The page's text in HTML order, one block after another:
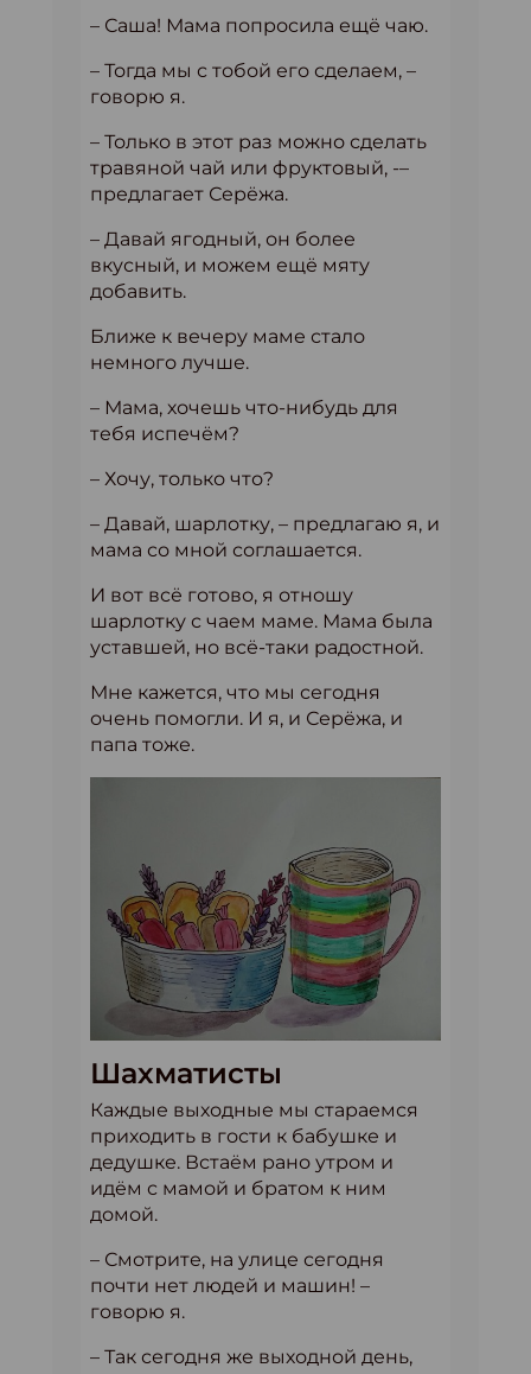
– Саша! Мама попросила ещё чаю.
– Тогда мы с тобой его сделаем, –
говорю я.
– Только в этот раз можно сделать
травяной чай или фруктовый, -–
предлагает Серёжа.
– Давай ягодный, он более
вкусный, и можем ещё мяту
добавить.
Ближе к вечеру маме стало
немного лучше.
– Мама, хочешь что-нибудь для
тебя испечём?
– Хочу, только что?
– Давай, шарлотку, – предлагаю я, и
мама со мной соглашается.
И вот всё готово, я отношу
шарлотку с чаем маме. Мама была
уставшей, но всё-таки радостной.
Мне кажется, что мы сегодня
очень помогли. И я, и Серёжа, и
папа тоже.
Шахматисты
Каждые выходные мы стараемся
приходить в гости к бабушке и
дедушке. Встаём рано утром и
идём с мамой и братом к ним
домой.
– Смотрите, на улице сегодня
почти нет людей и машин! –
говорю я.
– Так сегодня же выходной день,